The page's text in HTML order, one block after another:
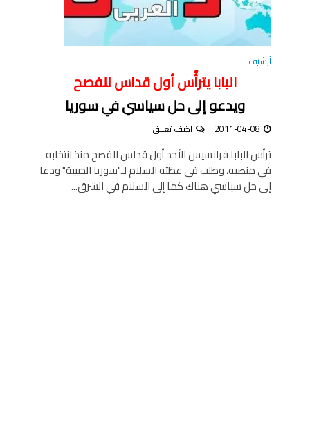
أرشيف
البابا يترأّس أول قداس للفصح
ويدعو إلى حل سياسي في سوريا
2011-04-08 اضف تعليق
ترأس البابا فرانسيس الأحد أول قداس للفصح منذ انتخابه
في منصبه، وطلب في عظته السلام لـ"سوريا الحبيبة" ودعا
إلى حل سياسي هناك كما إلى السلام في الشرق...